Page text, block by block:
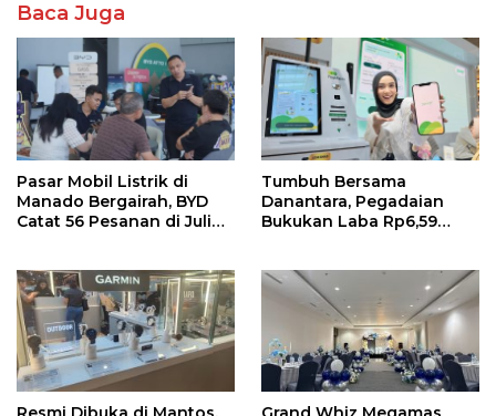
Baca Juga
Pasar Mobil Listrik di
Manado Bergairah, BYD
Catat 56 Pesanan di Juli
Tumbuh Bersama
Danantara, Pegadaian
Bukukan Laba Rp6,59